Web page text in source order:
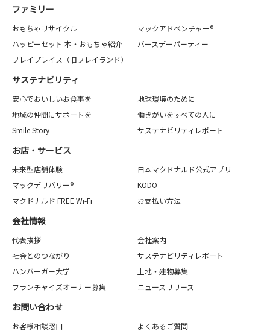
ファミリー
おもちゃリサイクル
マックアドベンチャー®
ハッピーセット 本・おもちゃ紹介
バースデーパーティー
プレイプレイス（旧プレイランド）
サステナビリティ
安心でおいしいお食事を
地球環境のために
地域の仲間にサポートを
働きがいをすべての人に
Smile Story
サステナビリティレポート
お店・サービス
未来型店舗体験
日本マクドナルド公式アプリ
マックデリバリー®
KODO
マクドナルド FREE Wi-Fi
お支払い方法
会社情報
代表挨拶
会社案内
社会とのつながり
サステナビリティレポート
ハンバーガー大学
土地・建物募集
フランチャイズオーナー募集
ニュースリリース
お問い合わせ
お客様相談窓口 よくあるご質問